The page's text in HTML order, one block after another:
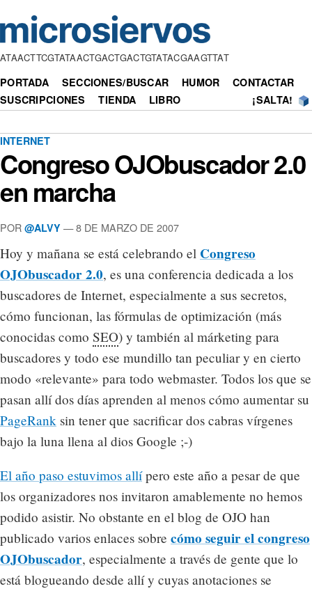
ATAACTTCGTATAACTGACTGACTGTATACGAAGTTAT
PORTADA SECCIONES/BUSCAR HUMOR
CONTACTAR
SUSCRIPCIONES
TIENDA LIBRO ¡SALTA!
INTERNET
Congreso OJObuscador 2.0
en marcha
POR @ALVY — 8 DE MARZO DE 2007
Hoy y mañana se está celebrando el Congreso
OJObuscador 2.0, es una conferencia dedicada a los
buscadores de Internet, especialmente a sus secretos,
cómo funcionan, las fórmulas de optimización (más
conocidas como SEO) y también al márketing para
buscadores y todo ese mundillo tan peculiar y en cierto
modo «relevante» para todo webmaster. Todos los que se
pasan allí dos días aprenden al menos cómo aumentar su
PageRank sin tener que sacrificar dos cabras vírgenes
bajo la luna llena al dios Google ;-)
El año paso estuvimos allípero este año a pesar de que
los organizadores nos invitaron amablemente no hemos
podido asistir. No obstante en el blog de OJO han
publicado varios enlaces sobre cómo seguir el congreso
OJObuscador, especialmente a través de gente que lo
está blogueando desde allí y cuyas anotaciones se